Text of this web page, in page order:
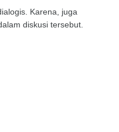
Karena, juga
diskusi tersebut.